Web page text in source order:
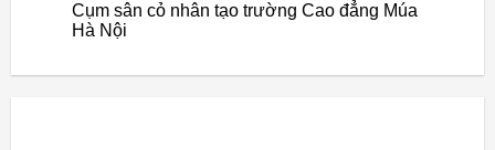
Cụm sân cỏ nhân tạo trường Cao đẳng Múa
Hà Nội